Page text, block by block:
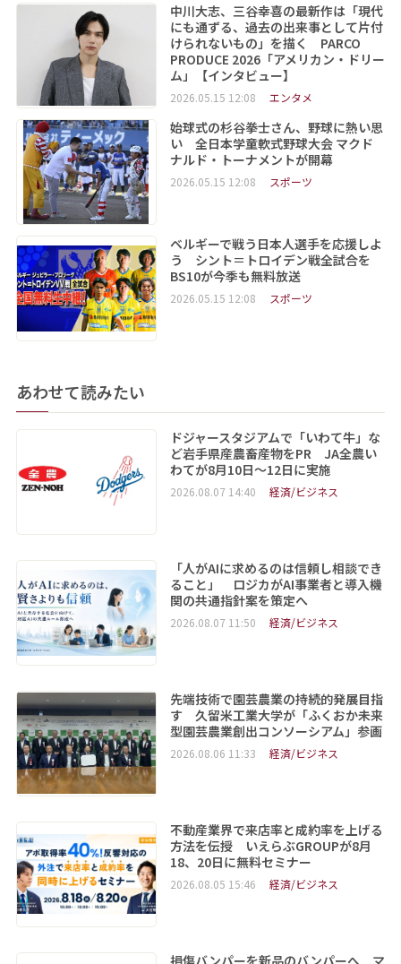
中川大志、三谷幸喜の最新作は「現代
にも通ずる、過去の出来事として片付
けられないもの」を描く PARCO
PRODUCE 2026「アメリカン・ドリー
ム」【インタビュー】
2026.05.15 12:08 エンタメ
始球式の杉谷拳士さん、野球に熱い思
い 全日本学童軟式野球大会 マクド
ナルド・トーナメントが開幕
2026.05.15 12:08 スポーツ
ベルギーで戦う日本人選手を応援しよ
う シント＝トロイデン戦全試合を
BS10が今季も無料放送
2026.05.15 12:08 スポーツ
あわせて読みたい
ドジャースタジアムで「いわて牛」な
ど岩手県産農畜産物をPR JA全農い
わてが8月10日～12日に実施
2026.08.07 14:40 経済/ビジネス
「人がAIに求めるのは信頼し相談でき
ること」 ロジカがAI事業者と導入機
関の共通指針案を策定へ
2026.08.07 11:50 経済/ビジネス
先端技術で園芸農業の持続的発展目指
す 久留米工業大学が「ふくおか未来
型園芸農業創出コンソーシアム」参画
2026.08.06 11:33 経済/ビジネス
不動産業界で来店率と成約率を上げる
方法を伝授 いえらぶGROUPが8月
18、20日に無料セミナー
2026.08.05 15:46 経済/ビジネス
損傷バンパーを新品のバンパーへ マ